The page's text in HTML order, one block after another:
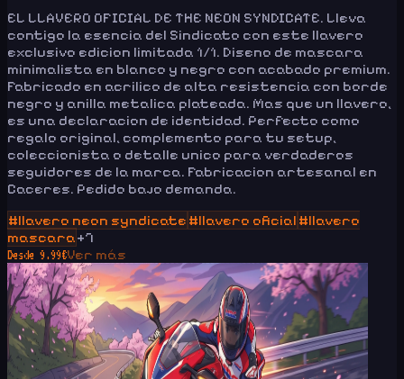
EL LLAVERO OFICIAL DE THE NEON SYNDICATE. Lleva
contigo la esencia del Sindicato con este llavero
exclusivo edicion limitada 1/1. Diseno de mascara
minimalista en blanco y negro con acabado premium.
Fabricado en acrilico de alta resistencia con borde
negro y anilla metalica plateada. Mas que un llavero,
es una declaracion de identidad. Perfecto como
regalo original, complemento para tu setup,
coleccionista o detalle unico para verdaderos
seguidores de la marca. Fabricacion artesanal en
Caceres. Pedido bajo demanda.
#llavero neon syndicate #llavero oficial #llavero
mascara+7
Desde 9.99€Ver más